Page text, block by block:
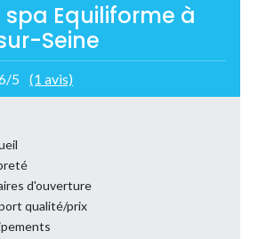
spa Equiliforme à
Seine
5 (1 avis)
d'ouverture
qualité/prix